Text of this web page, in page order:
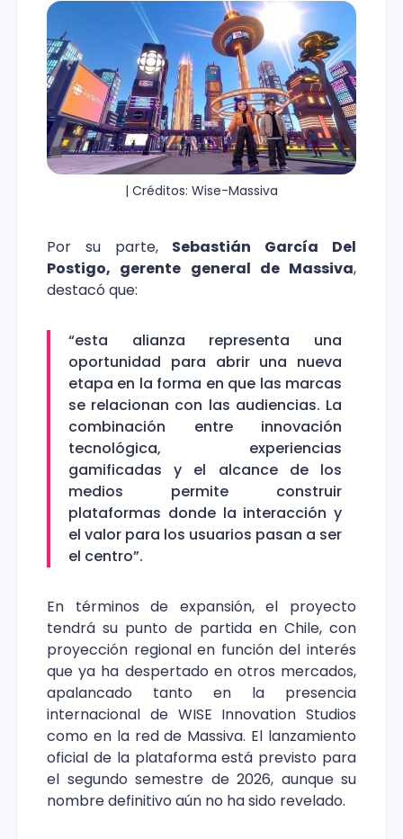
| Créditos: Wise-Massiva
Por su parte, Sebastián García Del
Postigo, gerente general de Massiva,
destacó que:
“esta alianza representa una
oportunidad para abrir una nueva
etapa en la forma en que las marcas
se relacionan con las audiencias. La
combinación entre innovación
tecnológica, experiencias
gamificadas y el alcance de los
medios permite construir
plataformas donde la interacción y
el valor para los usuarios pasan a ser
el centro”.
En términos de expansión, el proyecto
tendrá su punto de partida en Chile, con
proyección regional en función del interés
que ya ha despertado en otros mercados,
apalancado tanto en la presencia
internacional de WISE Innovation Studios
como en la red de Massiva. El lanzamiento
oficial de la plataforma está previsto para
el segundo semestre de 2026, aunque su
nombre definitivo aún no ha sido revelado.